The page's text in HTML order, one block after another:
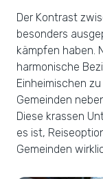
Der Kontrast
besonders
kämpfen haben.
harmonische
Einheimischen
Gemeinden
Diese krassen
es ist,
Gemeinden